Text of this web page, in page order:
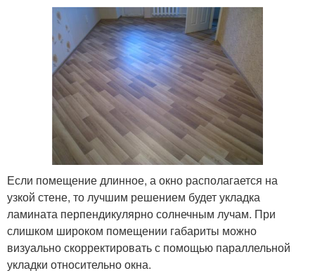
Если помещение длинное, а окно располагается на
узкой стене, то лучшим решением будет укладка
ламината перпендикулярно солнечным лучам. При
слишком широком помещении габариты можно
визуально скорректировать с помощью параллельной
укладки относительно окна.